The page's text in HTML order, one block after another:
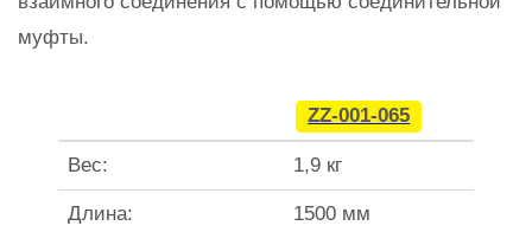
муфты.
ZZ-001-065
Вес: 1,9 кг
Длина: 1500 мм